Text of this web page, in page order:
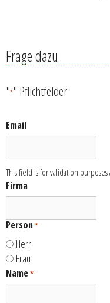
Frage dazu
"*" Pflichtfelder
Email
This field is for validation
Firma
Person*
Herr
Frau
Name*